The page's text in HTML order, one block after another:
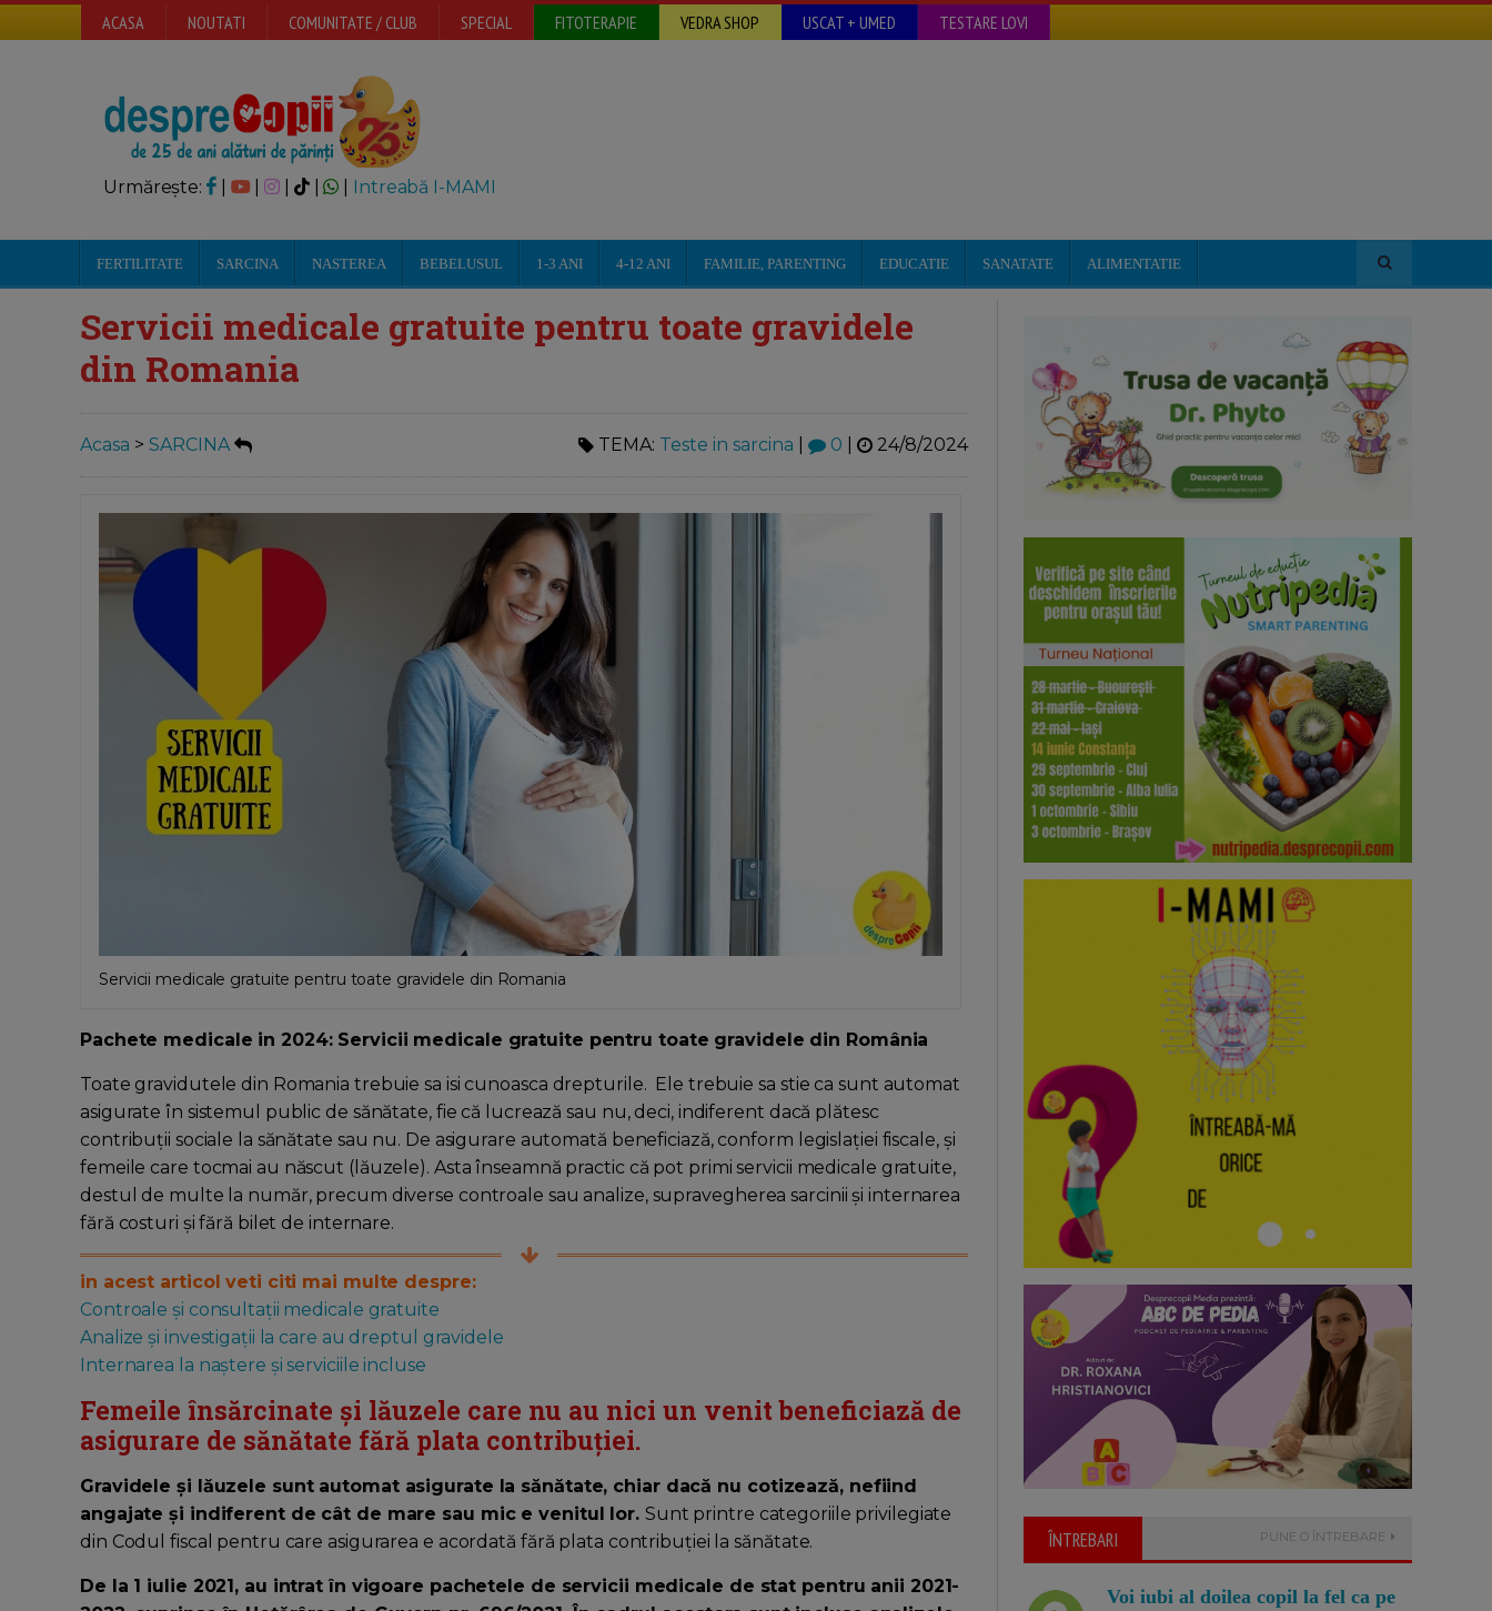
ACASA NOUTATI COMUNITATE / CLUB SPECIAL FITOTERAPIE VEDRA SHOP USCAT + UMED TESTARE LOVI
Urmărește: | | Intreabă I-MAMI
FERTILITATE SARCINA NASTEREA BEBELUSUL 1-3 ANI 4-12 ANI FAMILIE, PARENTING EDUCATIE SANATATE ALIMENTATIE
Servicii medicale gratuite pentru toate gravidele
din Romania
Acasa > SARCINA TEMA: Teste in sarcina 0 24/8/2024
Servicii medicale gratuite pentru toate gravidele din Romania
Pachete medicale in 2024: Servicii medicale gratuite pentru toate gravidele din România
Toate gravidutele din Romania trebuie sa isi cunoasca drepturile. Ele trebuie sa stie ca sunt automat
asigurate în sistemul public de sănătate, fie că lucrează sau nu, deci, indiferent dacă plătesc
contribuții sociale la sănătate sau nu. De asigurare automată beneficiază, conform legislației fiscale, și
femeile care tocmai au născut (lăuzele). Asta înseamnă practic că pot primi servicii medicale gratuite,
destul de multe la număr, precum diverse controale sau analize, supravegherea sarcinii și internarea
fără costuri și fără bilet de internare.
in acest articol veti citi mai multe despre:
Controale și consultații medicale gratuite
Analize și investigații la care au dreptul gravidele
Internarea la naștere și serviciile incluse
Femeile însărcinate şi lăuzele care nu au nici un venit beneficiază de
asigurare de sănătate fără plata contribuţiei.
Gravidele și lăuzele sunt automat asigurate la sănătate, chiar dacă nu cotizează, nefiind
angajate și indiferent de cât de mare sau mic e venitul lor. Sunt printre categoriile privilegiate
din Codul fiscal pentru care asigurarea e acordată fără plata contribuției la sănătate.
De la 1 iulie 2021, au intrat în vigoare pachetele de servicii medicale de stat pentru anii 2021-
ÎNTREBARI PUNE O ÎNTREBARE
Voi iubi al doilea copil la fel ca pe